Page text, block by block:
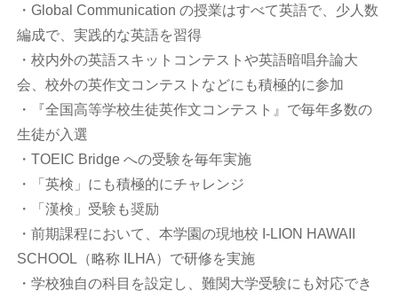
・Global Communication の授業はすべて英語で、少人数
編成で、実践的な英語を習得
・校内外の英語スキットコンテストや英語暗唱弁論大
会、校外の英作文コンテストなどにも積極的に参加
・『全国高等学校生徒英作文コンテスト』で毎年多数の
生徒が入選
・TOEIC Bridge への受験を毎年実施
・「英検」にも積極的にチャレンジ
・「漢検」受験も奨励
・前期課程において、本学園の現地校 I-LION HAWAII
SCHOOL（略称 ILHA）で研修を実施
・学校独自の科目を設定し、難関大学受験にも対応でき